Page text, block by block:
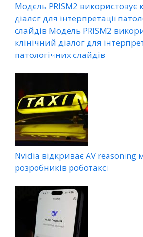
Модель PRISM2 використовує
діалог для інтерпретації
слайдів Модель PRISM2
клінічний діалог для
патологічних слайдів
Nvidia відкриває AV reasoning
розробників роботаксі